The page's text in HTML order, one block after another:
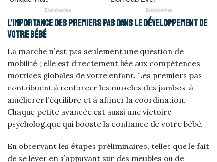
L’importance des premiers pas dans le développement de
votre bébé
La marche n’est pas seulement une question de
mobilité ; elle est directement liée aux compétences
motrices globales de votre enfant. Les premiers pas
contribuent à renforcer les muscles des jambes, à
améliorer l’équilibre et à affiner la coordination.
Chaque petite avancée est aussi une victoire
psychologique qui booste la confiance de votre bébé.
En observant les étapes préliminaires, telles que le fait
de se lever en s’appuyant sur des meubles ou de